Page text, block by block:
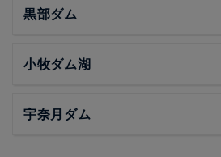
黒部ダム
小牧ダム湖
宇奈月ダム